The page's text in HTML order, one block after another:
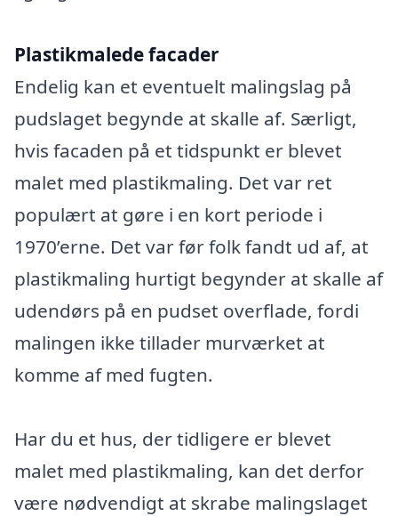
Plastikmalede facader
Endelig kan et eventuelt malingslag på
pudslaget begynde at skalle af. Særligt,
hvis facaden på et tidspunkt er blevet
malet med plastikmaling. Det var ret
populært at gøre i en kort periode i
1970’erne. Det var før folk fandt ud af, at
plastikmaling hurtigt begynder at skalle af
udendørs på en pudset overflade, fordi
malingen ikke tillader murværket at
komme af med fugten.
Har du et hus, der tidligere er blevet
malet med plastikmaling, kan det derfor
være nødvendigt at skrabe malingslaget